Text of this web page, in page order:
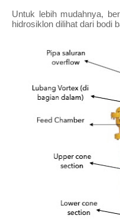
Untuk lebih mudahnya,
hidrosiklon dilihat dari bodi